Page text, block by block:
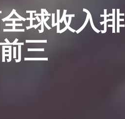
球收入排
三